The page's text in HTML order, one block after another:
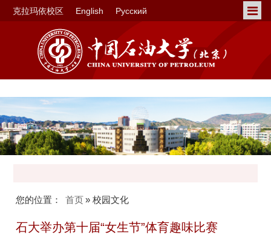
克拉玛依校区 English Русский
您的位置： 首页 » 校园文化
石大举办第十届“女生节”体育趣味比赛